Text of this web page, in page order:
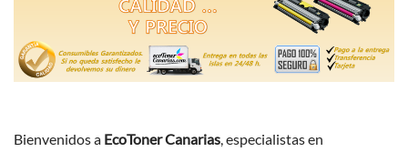
Bienvenidos a EcoToner Canarias, especialistas en